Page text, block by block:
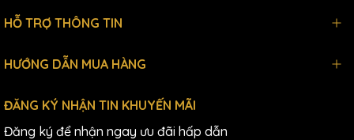
HỖ TRỢ THÔNG TIN
HƯỚNG DẪN MUA HÀNG
ĐĂNG KÝ NHẬN TIN KHUYẾN MÃI
Đăng ký để nhận ngay ưu đãi hấp dẫn